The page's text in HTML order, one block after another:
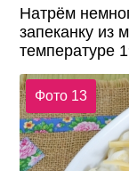
Натрём
запеканку из
температуре
Фото 13